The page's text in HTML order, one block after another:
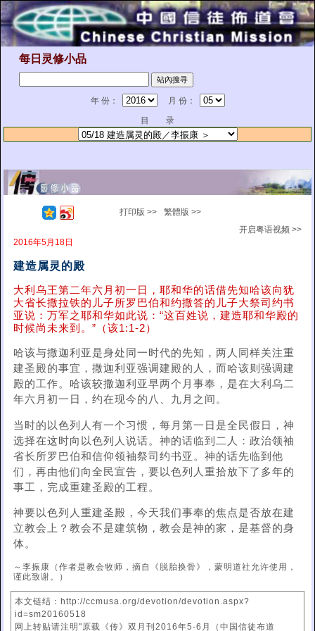
每日灵修小品
年 份：
月 份：
目 录
打印版 >>
繁體版 >>
开启粤语视频 >>
2016年5月18日
建造属灵的殿
大利乌王第二年六月初一日，耶和华的话借先知哈该向犹
大省长撒拉铁的儿子所罗巴伯和约撒答的儿子大祭司约书
亚说：万军之耶和华如此说：“这百姓说，建造耶和华殿的
时候尚未来到。”（该1:1-2）
哈该与撒迦利亚是身处同一时代的先知，两人同样关注重
建圣殿的事宜，撒迦利亚强调建殿的人，而哈该则强调建
殿的工作。哈该较撒迦利亚早两个月事奉，是在大利乌二
年六月初一日，约在现今的八、九月之间。
当时的以色列人有一个习惯，每月第一日是全民假日，神
选择在这时向以色列人说话。神的话临到二人：政治领袖
省长所罗巴伯和信仰领袖祭司约书亚。神的话先临到他
们，再由他们向全民宣告，要以色列人重拾放下了多年的
事工，完成重建圣殿的工程。
神要以色列人重建圣殿，今天我们事奉的焦点是否放在建
立教会上？教会不是建筑物，教会是神的家，是基督的身
体。
～李振康（作者是教会牧师，摘自《脱胎换骨》，蒙明道社允许使用，
谨此致谢。）
本文链结：http://ccmusa.org/devotion/devotion.aspx?
id=sm20160518
网上转贴请注明"原载《传》双月刊2016年5-6月（中国信徒布道